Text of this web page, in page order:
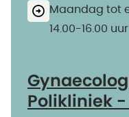
Maandag tot
14.00-16.00 uur
Polikliniek